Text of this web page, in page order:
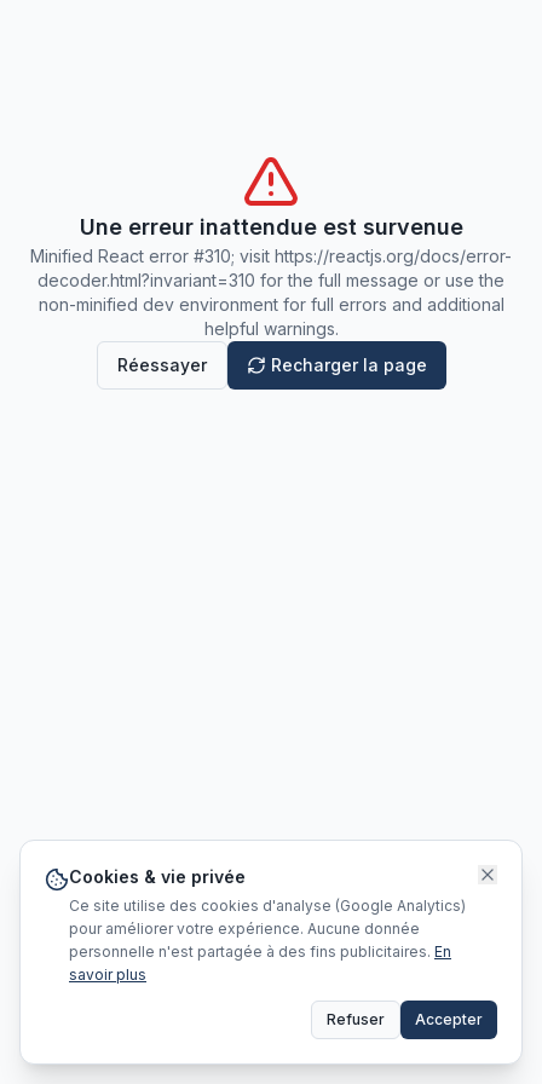
Une erreur inattendue est survenue
Minified React error #310; visit https://reactjs.org/docs/error-
decoder.html?invariant=310 for the full message or use the
non-minified dev environment for full errors and additional
helpful warnings.
Réessayer
Recharger la page
Cookies & vie privée
Ce site utilise des cookies d'analyse (Google Analytics)
pour améliorer votre expérience. Aucune donnée
personnelle n'est partagée à des fins publicitaires. En
savoir plus
Refuser Accepter